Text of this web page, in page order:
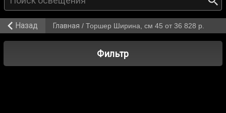
Назад Главная / Торшер Ширина, см 45 от 36 828 р.
Фильтр